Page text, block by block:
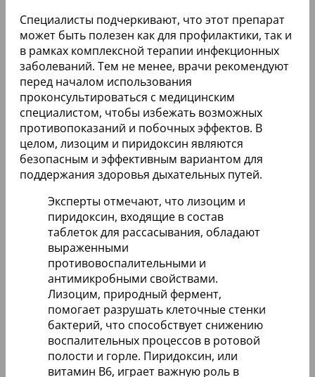
Специалисты подчеркивают, что этот препарат
может быть полезен как для профилактики, так и
в рамках комплексной терапии инфекционных
заболеваний. Тем не менее, врачи рекомендуют
перед началом использования
проконсультироваться с медицинским
специалистом, чтобы избежать возможных
противопоказаний и побочных эффектов. В
целом, лизоцим и пиридоксин являются
безопасным и эффективным вариантом для
поддержания здоровья дыхательных путей.
Эксперты отмечают, что лизоцим и
пиридоксин, входящие в состав
таблеток для рассасывания, обладают
выраженными
противовоспалительными и
антимикробными свойствами.
Лизоцим, природный фермент,
помогает разрушать клеточные стенки
бактерий, что способствует снижению
воспалительных процессов в ротовой
полости и горле. Пиридоксин, или
витамин B6, играет важную роль в